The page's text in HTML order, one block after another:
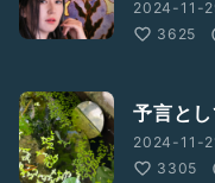
2024-11-
3625
予言と
2024-11-
3305